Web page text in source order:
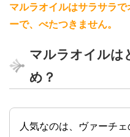
マルラオイルはサラサラ
ーで、べたつきません。
マルラオイルは
め？
人気なのは、ヴァーチ